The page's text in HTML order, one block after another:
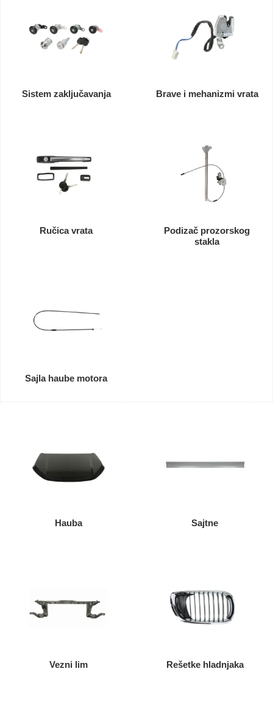
Sistem zaključavanja Brave i mehanizmi vrata
Ručica vrata
Podizač prozorskog
stakla
Sajla haube motora
Hauba Sajtne
Vezni lim Rešetke hladnjaka